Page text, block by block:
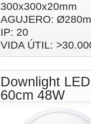
300x300x20mm
AGUJERO:
IP: 20
VIDA ÚTIL:
Downlight
60cm 48W